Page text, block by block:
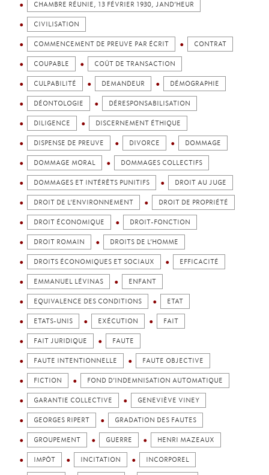
CHAMBRE RÉUNIE, 13 FÉVRIER 1930, JAND’HEUR
CIVILISATION
COMMENCEMENT DE PREUVE PAR ÉCRIT CONTRAT
COUPABLE COÛT DE TRANSACTION
CULPABILITÉ DEMANDEUR DÉMOGRAPHIE
DÉONTOLOGIE DÉRESPONSABILISATION
DILIGENCE DISCERNEMENT ÉTHIQUE
DISPENSE DE PREUVE DIVORCE DOMMAGE
DOMMAGE MORAL DOMMAGES COLLECTIFS
DOMMAGES ET INTÉRÊTS PUNITIFS DROIT AU JUGE
DROIT DE L’ENVIRONNEMENT DROIT DE PROPRIÉTÉ
DROIT ÉCONOMIQUE DROIT-FONCTION
DROIT ROMAIN DROITS DE L’HOMME
DROITS ÉCONOMIQUES ET SOCIAUX EFFICACITÉ
EMMANUEL LÉVINAS ENFANT
EQUIVALENCE DES CONDITIONS ETAT
ETATS-UNIS EXÉCUTION FAIT
FAIT JURIDIQUE FAUTE
FAUTE INTENTIONNELLE FAUTE OBJECTIVE
FICTION FOND D’INDEMNISATION AUTOMATIQUE
GARANTIE COLLECTIVE GENEVIÈVE VINEY
GEORGES RIPERT GRADATION DES FAUTES
GROUPEMENT GUERRE HENRI MAZEAUX
IMPÔT INCITATION INCORPOREL